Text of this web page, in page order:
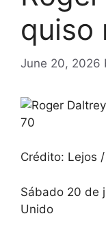
quiso
June 20, 2026
Crédito: Lejos
Sábado 20 de
Unido